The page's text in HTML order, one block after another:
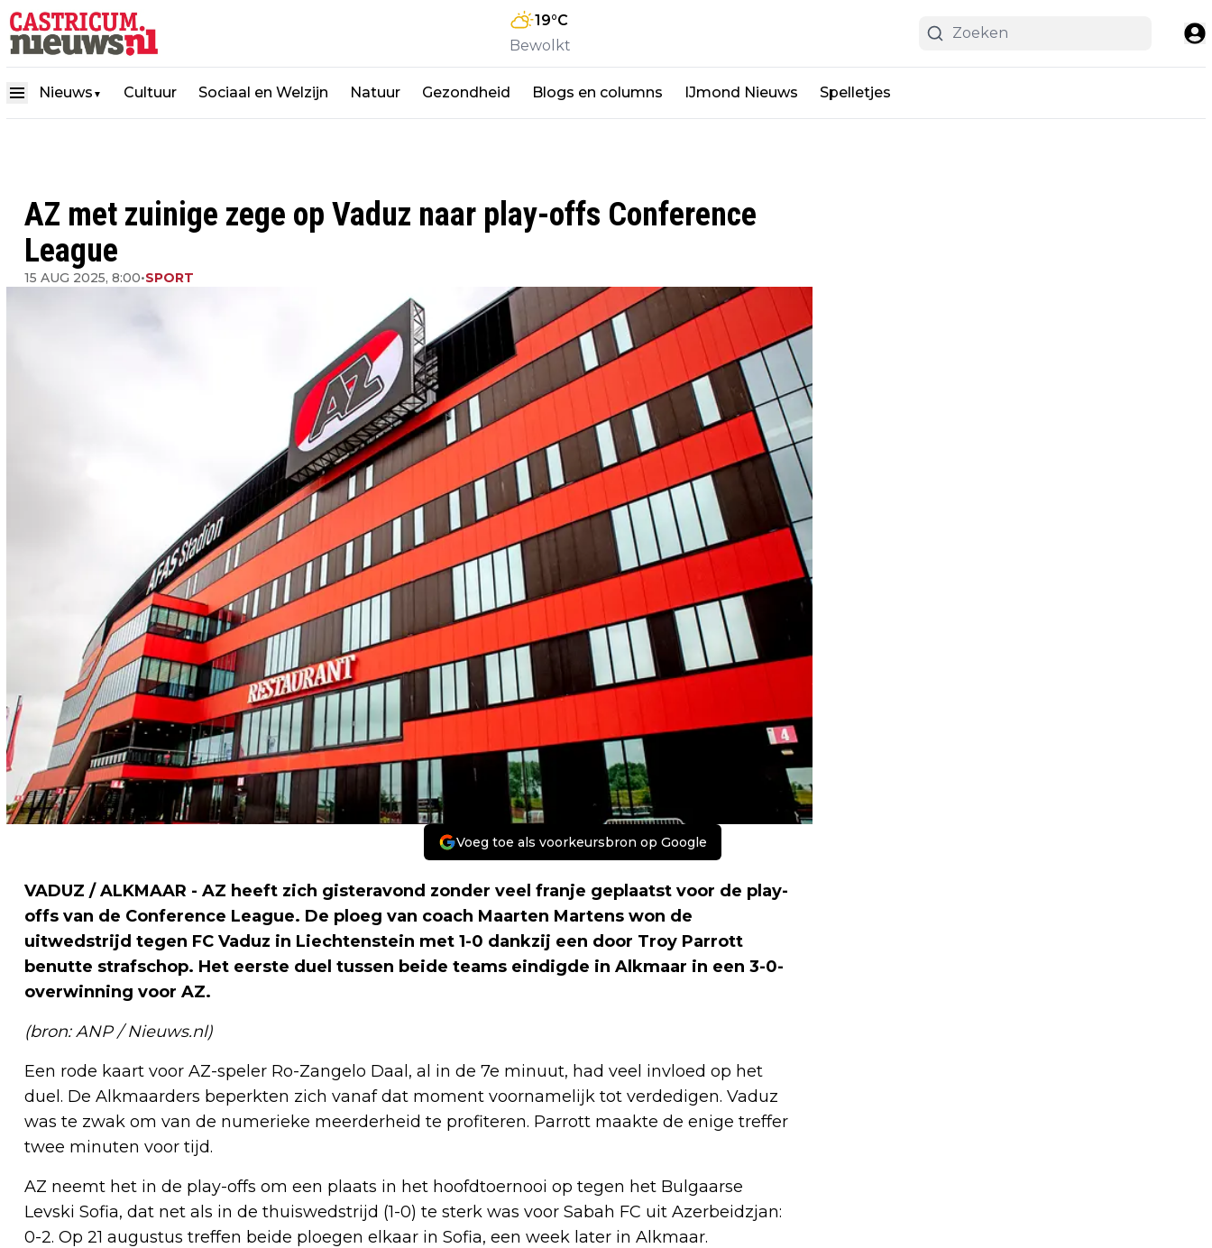
19°C
Bewolkt
Nieuws ▼ Cultuur Sociaal en Welzijn Natuur Gezondheid Blogs en columns IJmond Nieuws Spelletjes
AZ met zuinige zege op Vaduz naar play-offs Conference
League
15 AUG 2025, 8:00•SPORT
Voeg toe als voorkeursbron op Google
VADUZ / ALKMAAR - AZ heeft zich gisteravond zonder veel franje geplaatst voor de play-
offs van de Conference League. De ploeg van coach Maarten Martens won de
uitwedstrijd tegen FC Vaduz in Liechtenstein met 1-0 dankzij een door Troy Parrott
benutte strafschop. Het eerste duel tussen beide teams eindigde in Alkmaar in een 3-0-
overwinning voor AZ.
(bron: ANP / Nieuws.nl)
Een rode kaart voor AZ-speler Ro-Zangelo Daal, al in de 7e minuut, had veel invloed op het
duel. De Alkmaarders beperkten zich vanaf dat moment voornamelijk tot verdedigen. Vaduz
was te zwak om van de numerieke meerderheid te profiteren. Parrott maakte de enige treffer
twee minuten voor tijd.
AZ neemt het in de play-offs om een plaats in het hoofdtoernooi op tegen het Bulgaarse
Levski Sofia, dat net als in de thuiswedstrijd (1-0) te sterk was voor Sabah FC uit Azerbeidzjan:
0-2. Op 21 augustus treffen beide ploegen elkaar in Sofia, een week later in Alkmaar.